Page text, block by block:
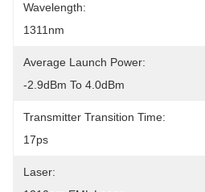
Wavelength:
1311nm
Average Launch Power:
-2.9dBm To 4.0dBm
Transmitter Transition Time:
17ps
Laser: